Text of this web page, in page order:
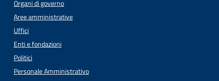
Organi di governo
Aree amministrative
Uffici
Enti e fondazioni
Politici
Personale Amministrativo